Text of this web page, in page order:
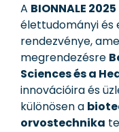
A BIONNALE 2025
élettudományi és
rendezvénye,
megrendezésre
Sciences és a
innovációira és
különösen a
orvostechnika